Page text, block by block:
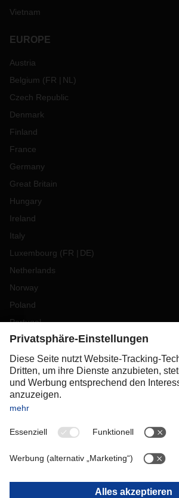
Vietnam
EUROPE
Austria
Belgium (FR NL )
Czech Republic
Denmark
Finland
France
Germany
Great Britain
Hungary
Ireland
Italy
Luxembourg (FR DE)
Netherlands
Norway
Poland
Portugal
Romania
Slovakia
Spain
Sweden
Switzerland
OCEANIA